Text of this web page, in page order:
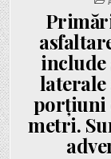
include
laterale
porțiuni
metri.